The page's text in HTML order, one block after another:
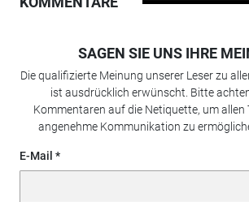
SAGEN SIE UNS IHRE
Die qualifizierte Meinung unserer Leser zu
ist ausdrücklich erwünscht. Bitte
Kommentaren auf die Netiquette, um allen
angenehme Kommunikation zu
E-Mail